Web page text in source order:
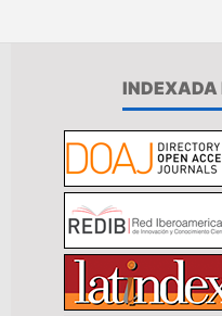
INDEXADA